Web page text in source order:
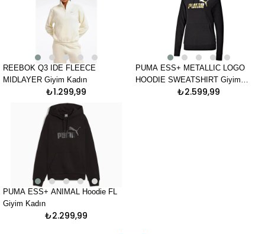
REEBOK Q3 IDE FLEECE
MIDLAYER Giyim Kadın
₺1.299,99
PUMA ESS+ METALLIC LOGO
HOODIE SWEATSHIRT Giyim
₺2.599,99
PUMA ESS+ ANIMAL Hoodie FL
Giyim Kadın
₺2.299,99